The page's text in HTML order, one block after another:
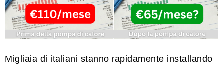
Migliaia di italiani stanno rapidamente installando